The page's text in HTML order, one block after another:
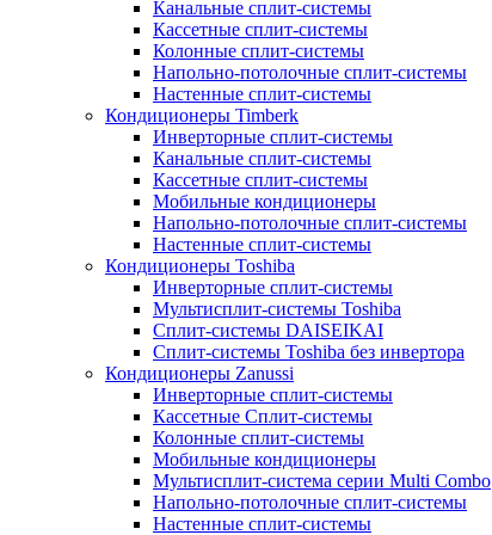
Канальные сплит-системы
Кассетные сплит-системы
Колонные сплит-системы
Напольно-потолочные сплит-системы
Настенные сплит-системы
Кондиционеры Timberk
Инверторные сплит-системы
Канальные сплит-системы
Кассетные сплит-системы
Мобильные кондиционеры
Напольно-потолочные сплит-системы
Настенные сплит-системы
Кондиционеры Toshiba
Инверторные сплит-системы
Мультисплит-системы Toshiba
Сплит-системы DAISEIKAI
Сплит-системы Toshiba без инвертора
Кондиционеры Zanussi
Инверторные сплит-системы
Кассетные Сплит-системы
Колонные сплит-системы
Мобильные кондиционеры
Мультисплит-система серии Multi Combo
Напольно-потолочные сплит-системы
Настенные сплит-системы